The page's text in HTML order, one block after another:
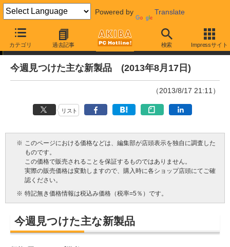
Powered by Translate
カテゴリ 過去記事 検索 Impressサイト
今週見つけた新製品
今週見つけた主な新製品 (2013年8月17日)
（2013/8/17 21:11）
リスト
※ このページにおける価格などは、編集部が店頭表示を独自に調査した
ものです。
この価格で販売されることを保証するものではありません。
実際の販売価格は変動しますので、購入時に各ショップ店頭にてご確
認ください。
※ 特記無き価格情報は税込み価格（税率=5％）です。
今週見つけた主な新製品